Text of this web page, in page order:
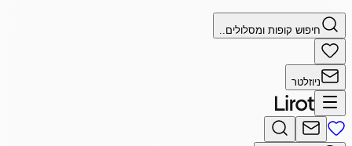
חיפוש קופות ומסלולים..
ניוזלטר